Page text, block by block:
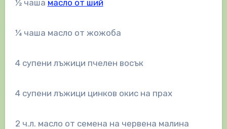
½ чаша масло от ший
¼ чаша масло от жожоба
4 супени лъжици пчелен восък
4 супени лъжици цинков окис на прах
2 ч.л. масло от семена на червена малина